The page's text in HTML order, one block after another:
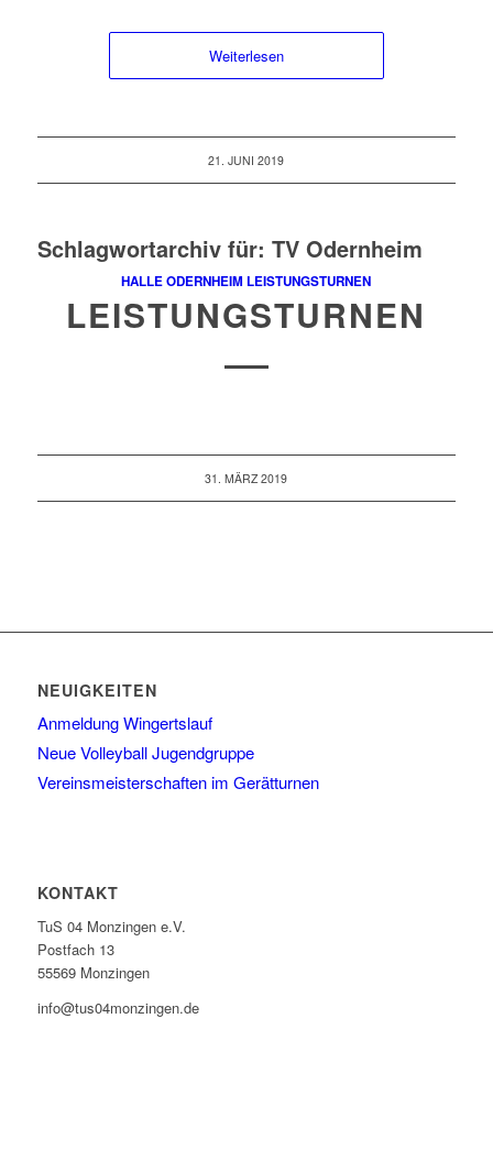
Weiterlesen
21. JUNI 2019
Schlagwortarchiv für: TV Odernheim
HALLE ODERNHEIM LEISTUNGSTURNEN
LEISTUNGSTURNEN
31. MÄRZ 2019
NEUIGKEITEN
Anmeldung Wingertslauf
Neue Volleyball Jugendgruppe
Vereinsmeisterschaften im Gerätturnen
KONTAKT
TuS 04 Monzingen e.V.
Postfach 13
55569 Monzingen
info@tus04monzingen.de